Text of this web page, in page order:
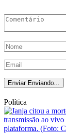
Enviar Enviando...
Política